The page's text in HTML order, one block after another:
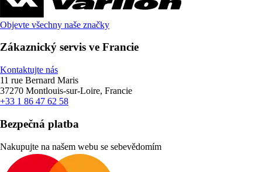
Objevte všechny naše značky
Zákaznický servis ve Francie
Kontaktujte nás
11 rue Bernard Maris
37270 Montlouis-sur-Loire, Francie
+33 1 86 47 62 58
Bezpečná platba
Nakupujte na našem webu se sebevědomím